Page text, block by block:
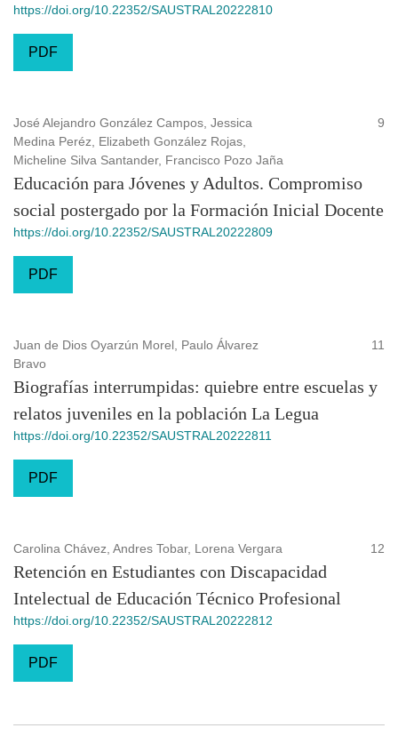
https://doi.org/10.22352/SAUSTRAL20222810
PDF
José Alejandro González Campos, Jessica
Medina Peréz, Elizabeth González Rojas,
Micheline Silva Santander, Francisco Pozo Jaña
9
Educación para Jóvenes y Adultos. Compromiso
social postergado por la Formación Inicial Docente
https://doi.org/10.22352/SAUSTRAL20222809
PDF
Juan de Dios Oyarzún Morel, Paulo Álvarez
Bravo
11
Biografías interrumpidas: quiebre entre escuelas y
relatos juveniles en la población La Legua
https://doi.org/10.22352/SAUSTRAL20222811
PDF
Carolina Chávez, Andres Tobar, Lorena Vergara 12
Retención en Estudiantes con Discapacidad
Intelectual de Educación Técnico Profesional
https://doi.org/10.22352/SAUSTRAL20222812
PDF